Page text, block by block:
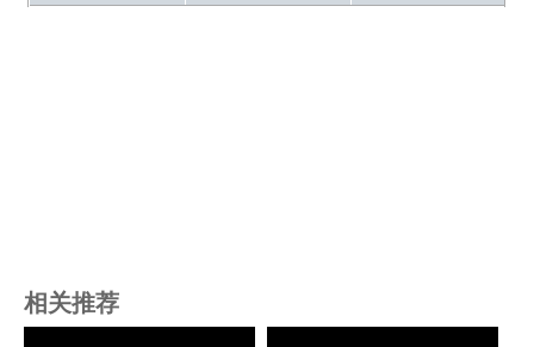
相关推荐